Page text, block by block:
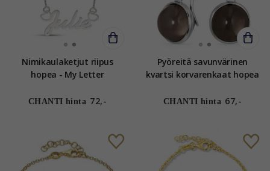
Nimikaulaketjut riipus
hopea - My Letter
CHANTI hinta 72,-
Pyöreitä savunvärinen
kvartsi korvarenkaat hopea
CHANTI hinta 67,-